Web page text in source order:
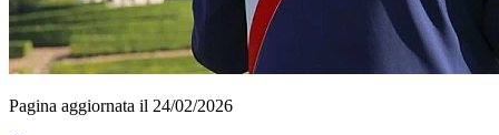
Pagina aggiornata il 24/02/2026